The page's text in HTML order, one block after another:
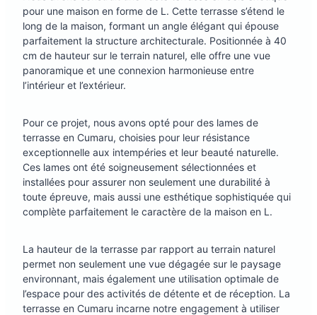
pour une maison en forme de L. Cette terrasse s’étend le
long de la maison, formant un angle élégant qui épouse
parfaitement la structure architecturale. Positionnée à 40
cm de hauteur sur le terrain naturel, elle offre une vue
panoramique et une connexion harmonieuse entre
l’intérieur et l’extérieur.
Pour ce projet, nous avons opté pour des lames de
terrasse en Cumaru, choisies pour leur résistance
exceptionnelle aux intempéries et leur beauté naturelle.
Ces lames ont été soigneusement sélectionnées et
installées pour assurer non seulement une durabilité à
toute épreuve, mais aussi une esthétique sophistiquée qui
complète parfaitement le caractère de la maison en L.
La hauteur de la terrasse par rapport au terrain naturel
permet non seulement une vue dégagée sur le paysage
environnant, mais également une utilisation optimale de
l’espace pour des activités de détente et de réception. La
terrasse en Cumaru incarne notre engagement à utiliser